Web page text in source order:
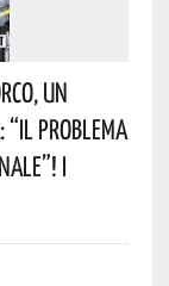
Un
“il Problema
I